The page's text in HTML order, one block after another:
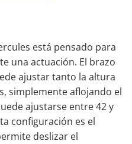
está pensado para
una actuación. El brazo
ajustar tanto la altura
simplemente aflojando el
ajustarse entre 42 y
configuración es el
deslizar el